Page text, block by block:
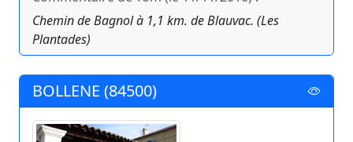
Chemin de Bagnol à 1,1 km. de Blauvac. (Les
Plantades)
BOLLENE (84500)